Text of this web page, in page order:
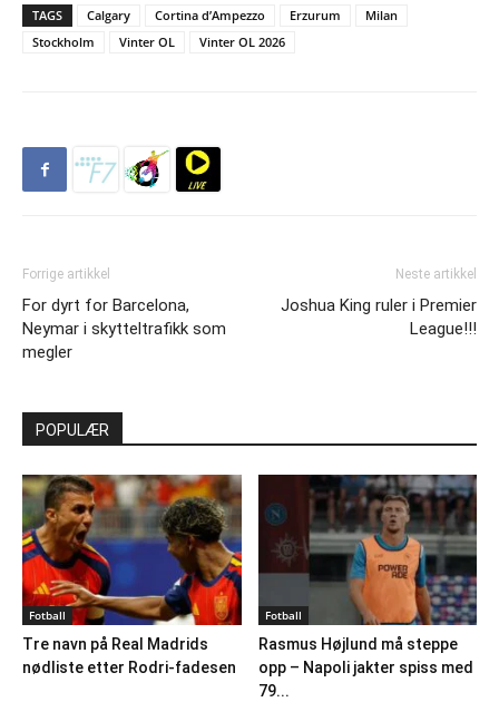
TAGS Calgary Cortina d’Ampezzo Erzurum
Milan
Stockholm
Vinter OL Vinter OL 2026
Forrige artikkel
For dyrt for Barcelona,
Neymar i skytteltrafikk som
megler
Neste artikkel
Joshua King ruler i Premier
League!!!
POPULÆR
Fotball
Tre navn på Real Madrids
nødliste etter Rodri-fadesen
Fotball
Rasmus Højlund må steppe
opp – Napoli jakter spiss med
79...